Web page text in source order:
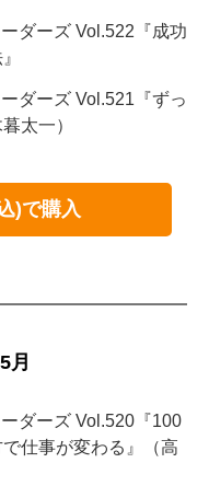
ダーズ Vol.522『成功
ダーズ Vol.521『ずっ
太一）
)で購入
月
ダーズ Vol.520『100
仕事が変わる』（高